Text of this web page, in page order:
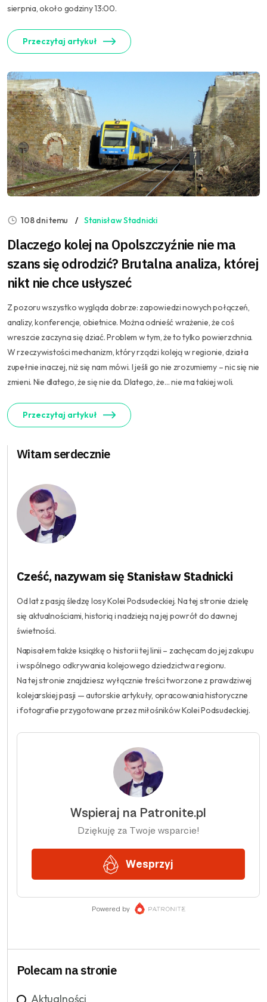
sierpnia, około godziny 13:00.
Przeczytaj artykuł
108 dni temu Stanisław Stadnicki
Dlaczego kolej na Opolszczyźnie nie ma
szans się odrodzić? Brutalna analiza, której
nikt nie chce usłyszeć
Z pozoru wszystko wygląda dobrze: zapowiedzi nowych połączeń,
analizy, konferencje, obietnice. Można odnieść wrażenie, że coś
wreszcie zaczyna się dziać. Problem w tym, że to tylko powierzchnia.
W rzeczywistości mechanizm, który rządzi koleją w regionie, działa
zupełnie inaczej, niż się nam mówi. I jeśli go nie zrozumiemy – nic się nie
zmieni. Nie dlatego, że się nie da. Dlatego, że… nie ma takiej woli.
Przeczytaj artykuł
Witam serdecznie
Cześć, nazywam się Stanisław Stadnicki
Od lat z pasją śledzę losy Kolei Podsudeckiej. Na tej stronie dzielę
się aktualnościami, historią i nadzieją na jej powrót do dawnej
świetności.
Napisałem także książkę o historii tej linii – zachęcam do jej zakupu
i wspólnego odkrywania kolejowego dziedzictwa regionu.
Na tej stronie znajdziesz wyłącznie treści tworzone z prawdziwej
kolejarskiej pasji — autorskie artykuły, opracowania historyczne
i fotografie przygotowane przez miłośników Kolei Podsudeckiej.
Polecam na stronie
Aktualności